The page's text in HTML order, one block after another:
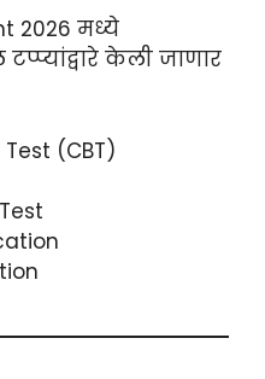
2026 मध्ये
केली जाणार
(CBT)